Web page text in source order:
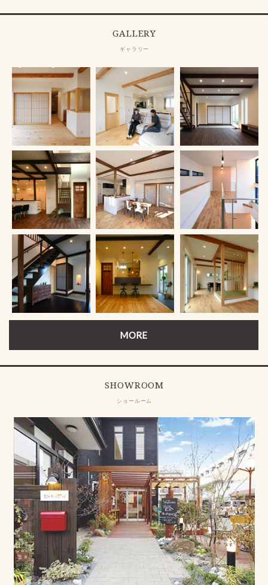
GALLERY
ギャラリー
MORE
SHOWROOM
ショールーム